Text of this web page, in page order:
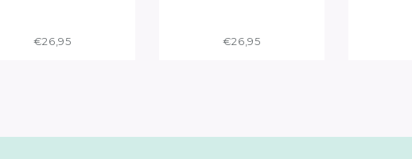
€26,95 €26,95